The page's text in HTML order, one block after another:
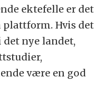
ektefelle er det
plattform. Hvis det
nye landet,
være en god